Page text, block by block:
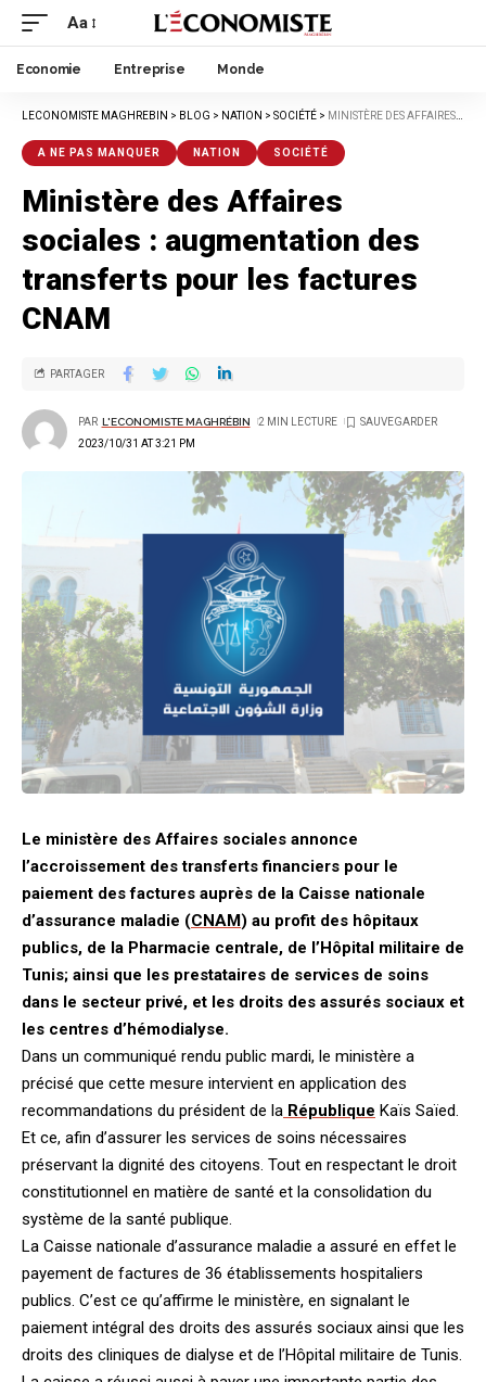
Aa
Economie Entreprise Monde
LECONOMISTE MAGHREBIN > BLOG > NATION > SOCIÉTÉ > MINISTÈRE DES AFFAIRES SOCIALES : AUGMENTATION DES TRANSFERTS POUR LES FACTURES CNAM
A NE PAS MANQUER NATION SOCIÉTÉ
Ministère des Affaires
sociales : augmentation des
transferts pour les factures
CNAM
2023/10/31 AT 3:21 PM
PAR L'ECONOMISTE MAGHRÉBIN 2 MIN LECTURE
PARTAGER
Le ministère des Affaires sociales annonce
l’accroissement des transferts financiers pour le
paiement des factures auprès de la Caisse nationale
d’assurance maladie (CNAM) au profit des hôpitaux
publics, de la Pharmacie centrale, de l’Hôpital militaire de
Tunis; ainsi que les prestataires de services de soins
dans le secteur privé, et les droits des assurés sociaux et
les centres d’hémodialyse.
Dans un communiqué rendu public mardi, le ministère a
précisé que cette mesure intervient en application des
recommandations du président de la République Kaïs Saïed.
Et ce, afin d’assurer les services de soins nécessaires
préservant la dignité des citoyens. Tout en respectant le droit
constitutionnel en matière de santé et la consolidation du
système de la santé publique.
La Caisse nationale d’assurance maladie a assuré en effet le
payement de factures de 36 établissements hospitaliers
publics. C’est ce qu’affirme le ministère, en signalant le
paiement intégral des droits des assurés sociaux ainsi que les
droits des cliniques de dialyse et de l’Hôpital militaire de Tunis.